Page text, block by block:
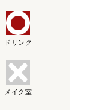
ドリンク
メイク室